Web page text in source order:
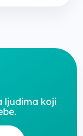
ljudima koji